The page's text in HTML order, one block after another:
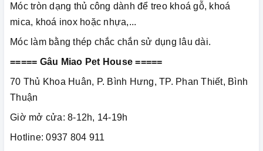
Móc tròn dạng thủ công dành để treo khoá gỗ, khoá
mica, khoá inox hoặc nhựa,...
Móc làm bằng thép chắc chắn sử dụng lâu dài.
===== Gâu Miao Pet House =====
70 Thủ Khoa Huân, P. Bình Hưng, TP. Phan Thiết, Bình
Thuận
Giờ mở cửa: 8-12h, 14-19h
Hotline: 0937 804 911